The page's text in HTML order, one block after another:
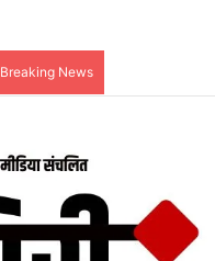
Breaking News